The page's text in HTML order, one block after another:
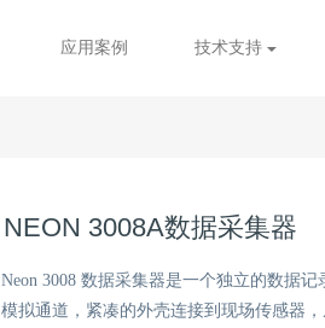
应用案例 技术支持
NEON 3008A数据采集器
Neon 3008 数据采集器是一个独立的数据
模拟通道，紧凑的外壳连接到现场传感器